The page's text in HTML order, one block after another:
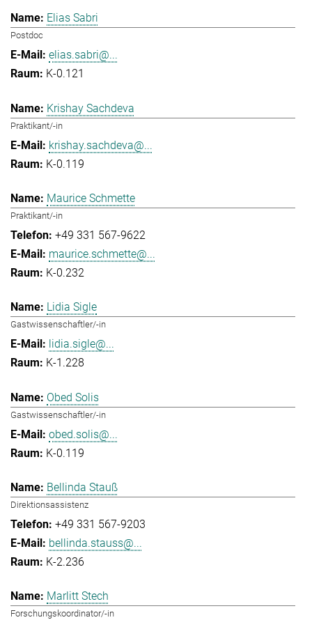
Elias Sabri
Postdoc
elias.sabri@...
K-0.121
Krishay Sachdeva
Praktikant/-in
krishay.sachdeva@...
K-0.119
Maurice Schmette
Praktikant/-in
+49 331 567-9622
maurice.schmette@...
K-0.232
Lidia Sigle
Gastwissenschaftler/-in
lidia.sigle@...
K-1.228
Obed Solis
Gastwissenschaftler/-in
obed.solis@...
K-0.119
Bellinda Stauß
Direktionsassistenz
+49 331 567-9203
bellinda.stauss@...
K-2.236
Marlitt Stech
Forschungskoordinator/-in